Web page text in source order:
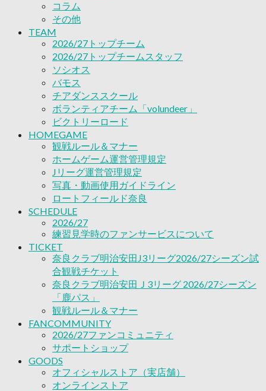
練習見学時のファンサービスについて
TICKET
奈良クラブ明治安田J3リーグ2026/27シーズン試
合観戦チケット
奈良クラブ明治安田Ｊ3リーグ 2026/27シーズン
「鹿パス」
観戦ルール＆マナー
FANCOMMUNITY
2026/27ファンコミュニティ
サポートショップ
GOODS
オフィシャルストア（実店舗）
オンラインストア
ACADEMY
アカデミーについて
プロジェクト
コーチ&スタッフ
ジュニア
ジュニアユース
ユース
練習拠点（ナラディーア）
SCHOOL
CLUB
2026/27 パートナー企業
パートナー募集
クラブ理念
クラブ情報
サステナビリティ
Web制作支援
応援プロジェクト
コラム
その他
TEAM
2026/27トップチーム
2026/27トップチームスタッフ
ソシオス
バモス
チアダンススクール
ボランティアチーム「volundeer」
ビクトリーロード
HOMEGAME
観戦ルール＆マナー
ホームゲーム運営管理規定
Jリーグ運営管理規定
写真・動画使用ガイドライン
ロートフィールド奈良
SCHEDULE
2026/27
練習見学時のファンサービスについて
TICKET
奈良クラブ明治安田J3リーグ2026/27シーズン試
合観戦チケット
奈良クラブ明治安田Ｊ3リーグ 2026/27シーズン
「鹿パス」
観戦ルール＆マナー
FANCOMMUNITY
2026/27ファンコミュニティ
サポートショップ
GOODS
オフィシャルストア（実店舗）
オンラインストア